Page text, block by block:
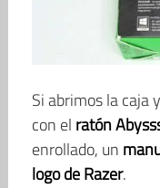
Si abrimos la caja
con el ratón
enrollado, un
logo de Razer.